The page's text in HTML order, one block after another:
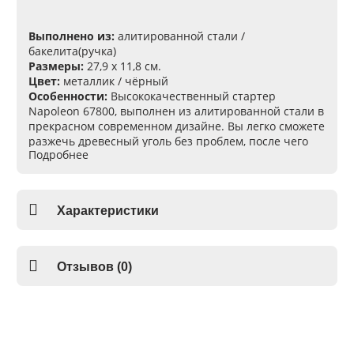
Выполнено из: алитированной стали /
бакелита(ручка)
Размеры:27,9 х 11,8 см.
Цвет: металлик / чёрный
Особенности: Высококачественный стартер
Napoleon 67800, выполнен из алитированной стали в
прекрасном современном дизайне. Вы легко сможете
разжечь древесный уголь без проблем, после чего
перенести его в гриль. Это позволит очень быстро
удобна при хвате рукой и не нагревается во время
работы стартера. Но тем не менее, подготовьте
требования техники безопасности. Это быстрый,
эффективный и безопасный способ разжечь гриль.
Подробнее
Характеристики
Отзывов (0)